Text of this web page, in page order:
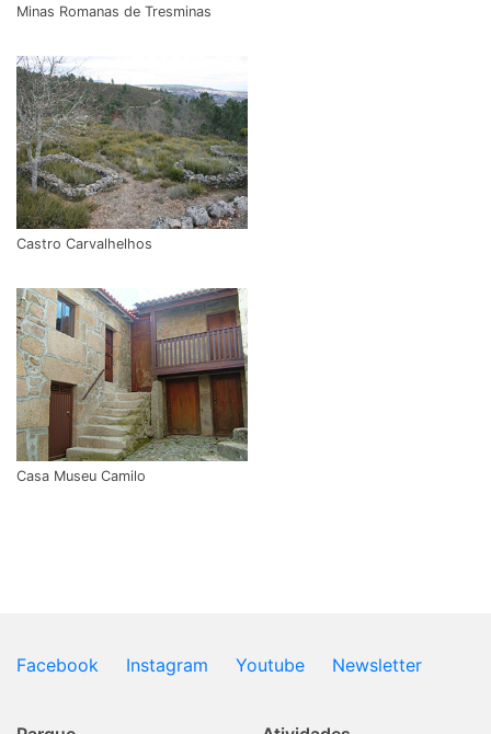
Minas Romanas de Tresminas
Castro Carvalhelhos
Casa Museu Camilo
Facebook Instagram Youtube Newsletter